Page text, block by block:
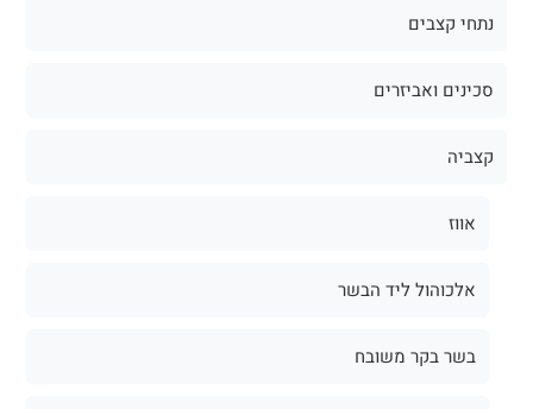
נתחי קצבים
סכינים ואביזרים
קצביה
אווז
אלכוהול ליד הבשר
בשר בקר משובח